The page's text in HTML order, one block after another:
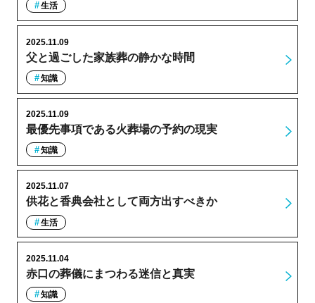
生活
父と過ごした家族葬の静かな時間
2025.11.09
知識
最優先事項である火葬場の予約の現実
2025.11.09
知識
供花と香典会社として両方出すべきか
2025.11.07
生活
赤口の葬儀にまつわる迷信と真実
2025.11.04
知識